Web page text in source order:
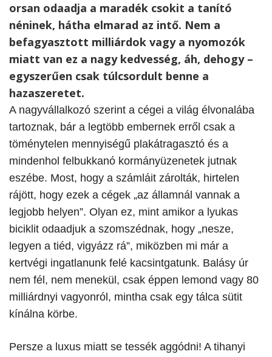
orsan odaadja a maradék csokit a tanító
néninek, hátha elmarad az intő. Nem a
befagyasztott milliárdok vagy a nyomozók
miatt van ez a nagy kedvesség, áh, dehogy –
egyszerűen csak túlcsordult benne a
hazaszeretet.
A nagyvállalkozó szerint a cégei a világ élvonalába
tartoznak, bár a legtöbb embernek erről csak a
töménytelen mennyiségű plakátragasztó és a
mindenhol felbukkanó kormányüzenetek jutnak
eszébe. Most, hogy a számláit zárolták, hirtelen
rájött, hogy ezek a cégek „az államnál vannak a
legjobb helyen”. Olyan ez, mint amikor a lyukas
biciklit odaadjuk a szomszédnak, hogy „nesze,
legyen a tiéd, vigyázz rá”, miközben mi már a
kertvégi ingatlanunk felé kacsintgatunk. Balásy úr
nem fél, nem menekül, csak éppen lemond vagy 80
milliárdnyi vagyonról, mintha csak egy tálca sütit
kínálna körbe.
​Persze a luxus miatt se tessék aggódni! A tihanyi